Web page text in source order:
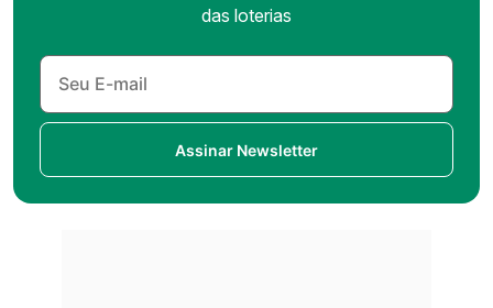
das loterias
Assinar Newsletter